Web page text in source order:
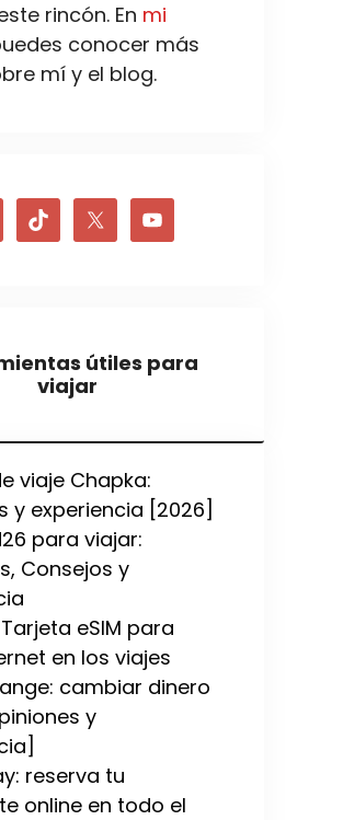
rincón. En mi
conocer más
mí y el blog.
útiles para
viajar
viaje Chapka:
y experiencia [2026]
para viajar:
Consejos y
Tarjeta eSIM para
en los viajes
cambiar dinero
y
reserva tu
online en todo el